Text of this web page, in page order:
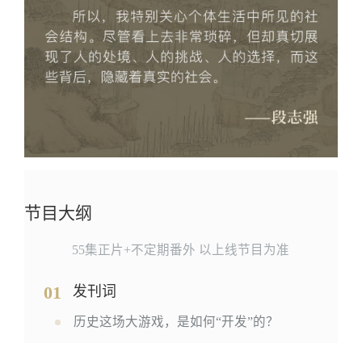
节目大纲
55集正片+不定期番外 以上线节目为准
01 发刊词
历史这场大游戏，是如何“开发”的？